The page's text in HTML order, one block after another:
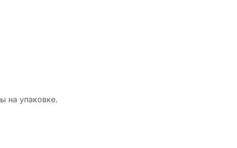
на упаковке.